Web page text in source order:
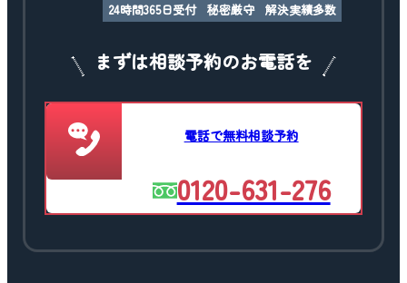
24時間365日受付 秘密厳守 解決実績多数
まずは相談予約のお電話を
電話で無料相談予約
0120-631-276